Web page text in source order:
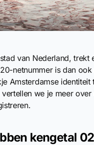
van Nederland, trekt
netnummer is dan
Amsterdamse
we je meer
kengetal